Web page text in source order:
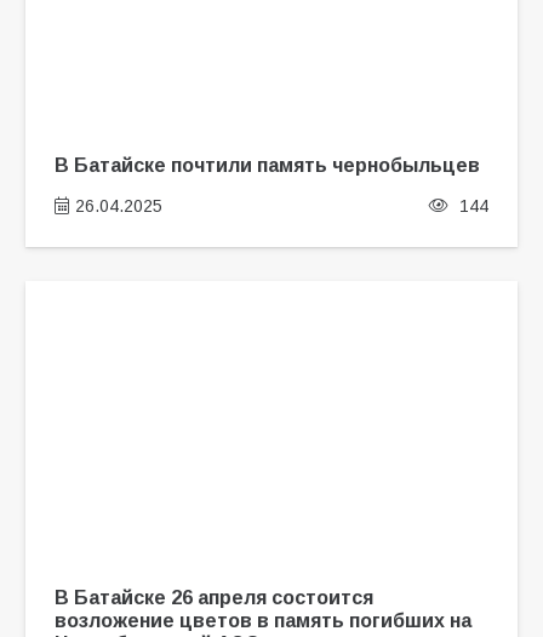
В Батайске почтили память чернобыльцев
26.04.2025 144
В Батайске 26 апреля состоится
возложение цветов в память погибших на